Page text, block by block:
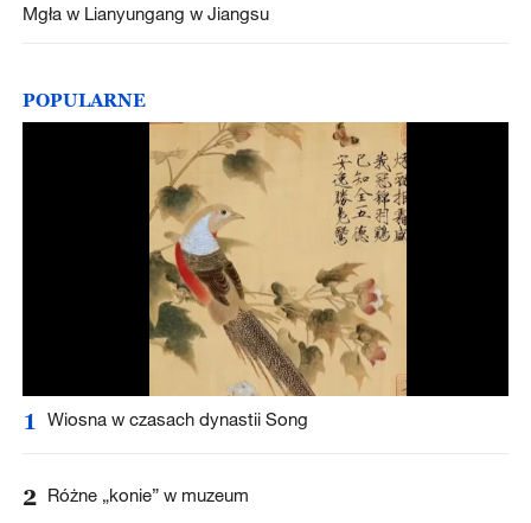
Mgła w Lianyungang w Jiangsu
POPULARNE
1 Wiosna w czasach dynastii Song
2 Różne „konie” w muzeum